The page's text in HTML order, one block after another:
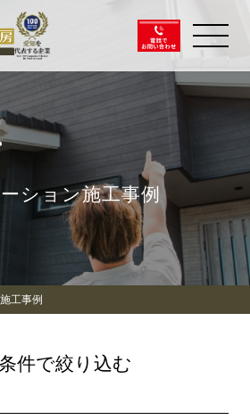
ション施工事例
工事例
件で絞り込む